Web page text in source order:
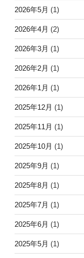
2026年5月 (1)
2026年4月 (2)
2026年3月 (1)
2026年2月 (1)
2026年1月 (1)
2025年12月 (1)
2025年11月 (1)
2025年10月 (1)
2025年9月 (1)
2025年8月 (1)
2025年7月 (1)
2025年6月 (1)
2025年5月 (1)